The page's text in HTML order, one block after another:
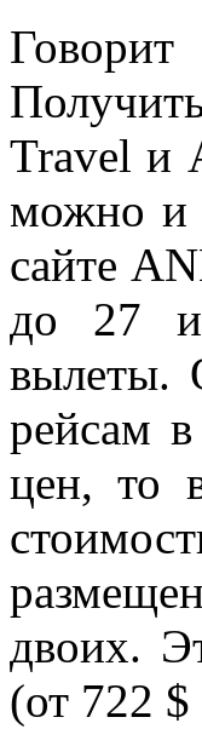
Travel и
можно и
сайте
до 27
вылеты.
рейсам
цен, то
двоих.
(от 722 $